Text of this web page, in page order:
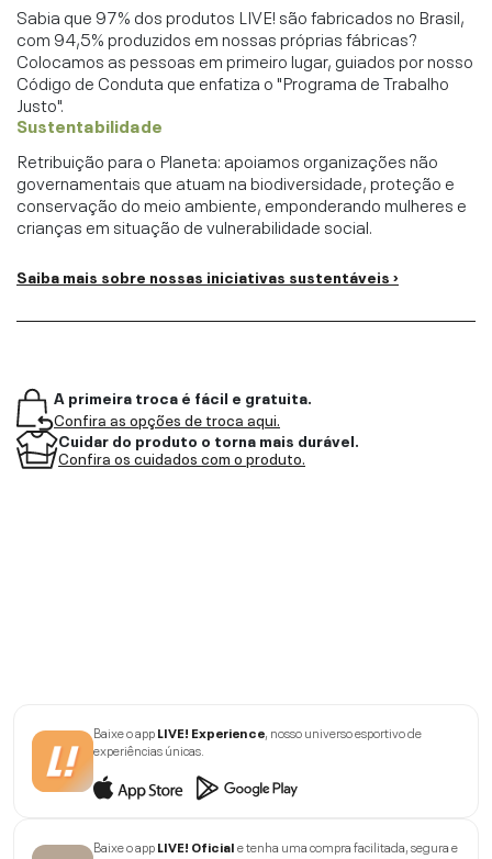
Sabia que 97% dos produtos LIVE! são fabricados no Brasil,
com 94,5% produzidos em nossas próprias fábricas?
Colocamos as pessoas em primeiro lugar, guiados por nosso
Código de Conduta que enfatiza o "Programa de Trabalho
Justo".
Sustentabilidade
Retribuição para o Planeta: apoiamos organizações não
governamentais que atuam na biodiversidade, proteção e
conservação do meio ambiente, emponderando mulheres e
crianças em situação de vulnerabilidade social.
Saiba mais sobre nossas iniciativas sustentáveis ›
A primeira troca é fácil e gratuita.
Confira as opções de troca aqui.
Cuidar do produto o torna mais durável.
Confira os cuidados com o produto.
Baixe o appLIVE! Experience , nosso universo esportivo de
experiências únicas.
Baixe o appLIVE! Oficiale tenha uma compra facilitada, segura e